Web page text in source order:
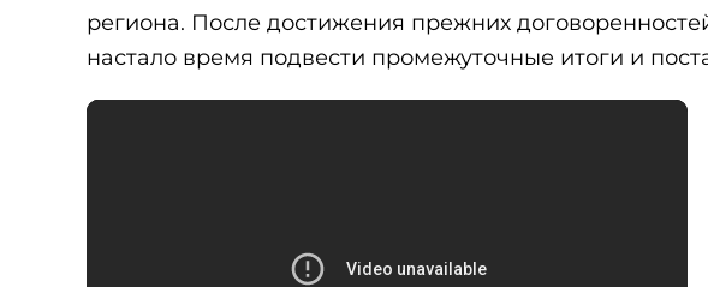
региона. После достижения прежних
настало время подвести промежуточные итоги и